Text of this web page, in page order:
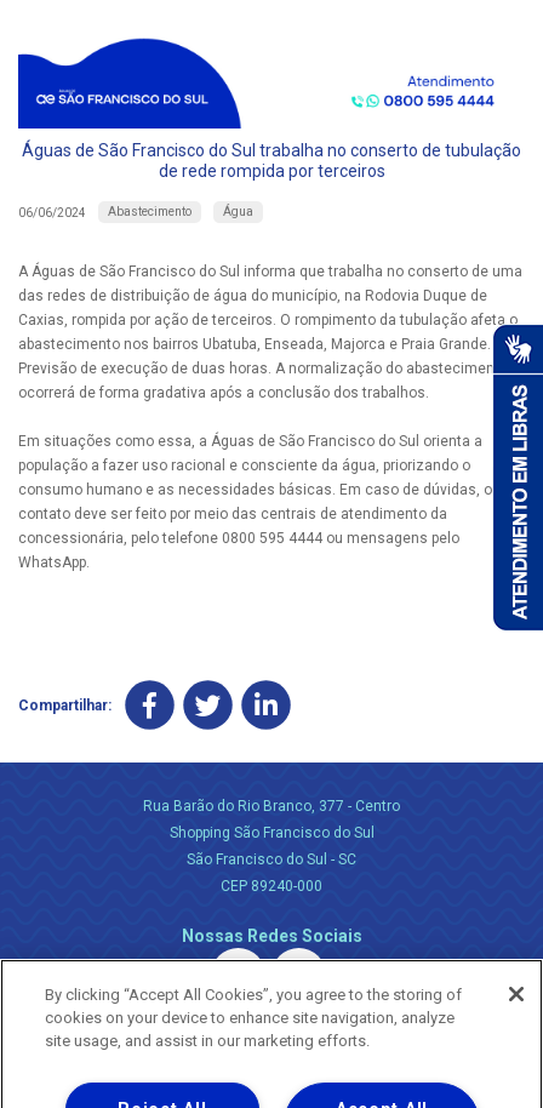
Águas de São Francisco do Sul trabalha no conserto de tubulação
de rede rompida por terceiros
06/06/2024 Abastecimento Água
A Águas de São Francisco do Sul informa que trabalha no conserto de uma
das redes de distribuição de água do município, na Rodovia Duque de
Caxias, rompida por ação de terceiros. O rompimento da tubulação afeta o
abastecimento nos bairros Ubatuba, Enseada, Majorca e Praia Grande.
Previsão de execução de duas horas. A normalização do abastecimento
ocorrerá de forma gradativa após a conclusão dos trabalhos.
Em situações como essa, a Águas de São Francisco do Sul orienta a
população a fazer uso racional e consciente da água, priorizando o
consumo humano e as necessidades básicas. Em caso de dúvidas, o
contato deve ser feito por meio das centrais de atendimento da
concessionária, pelo telefone 0800 595 4444 ou mensagens pelo
WhatsApp.
Compartilhar:
Rua Barão do Rio Branco, 377 - Centro
Shopping São Francisco do Sul
São Francisco do Sul - SC
CEP 89240-000
Nossas Redes Sociais
By clicking “Accept All Cookies”, you agree to the storing of
cookies on your device to enhance site navigation, analyze
site usage, and assist in our marketing efforts.